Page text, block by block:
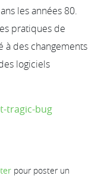
les années 80.
pratiques de
à des changements
logiciels
tragic-bug
pour poster un